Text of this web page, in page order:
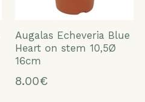
Augalas Echeveria Blue
Heart on stem 10,5Ø
16cm
8.00€